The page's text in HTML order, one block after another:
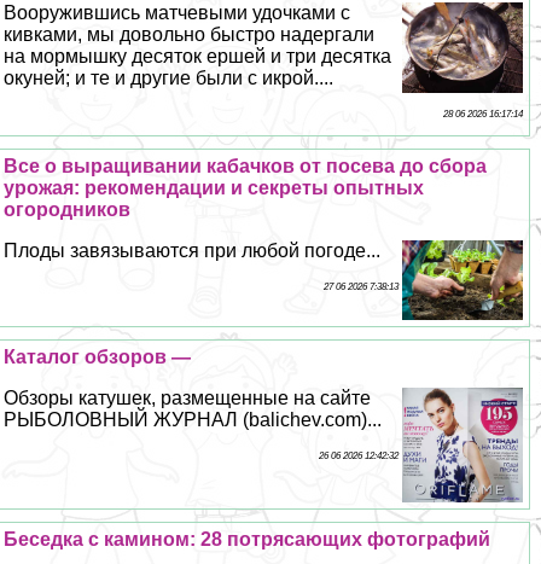
Вооружившись матчевыми удочками с
кивками, мы довольно быстро надергали
на мормышку десяток ершей и три десятка
окуней; и те и другие были с икрой....
28 06 2026 16:17:14
Все о выращивании кабачков от посева до сбора
урожая: рекомендации и секреты опытных
огородников
Плоды завязываются при любой погоде...
27 06 2026 7:38:13
Каталог обзоров —
Обзоры катушек, размещенные на сайте
РЫБОЛОВНЫЙ ЖУРНАЛ (balichev.com)...
26 06 2026 12:42:32
Беседка с камином: 28 потрясающих фотографий